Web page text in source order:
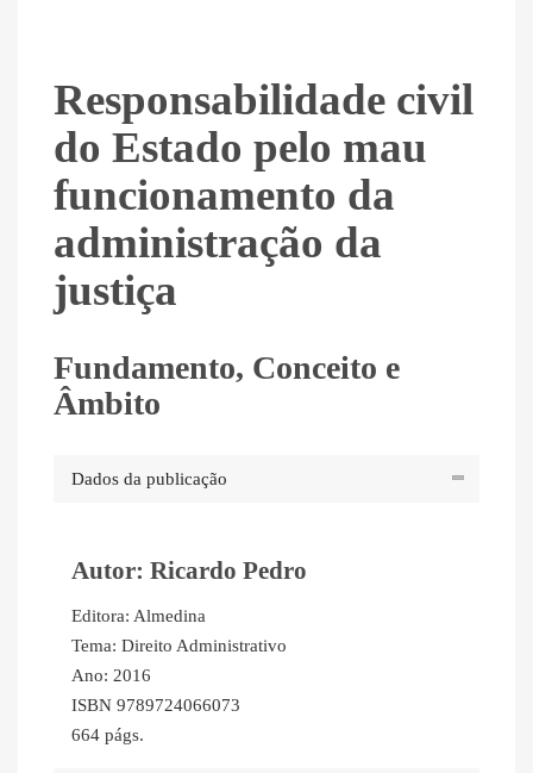
Responsabilidade civil
do Estado pelo mau
funcionamento da
administração da
justiça
Fundamento, Conceito e
Âmbito
Dados da publicação
Autor: Ricardo Pedro
Editora: Almedina
Tema: Direito Administrativo
Ano: 2016
ISBN 9789724066073
664 págs.